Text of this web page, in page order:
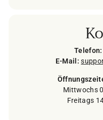
Telefon:
E-Mail:
Mittwochs
Freitags